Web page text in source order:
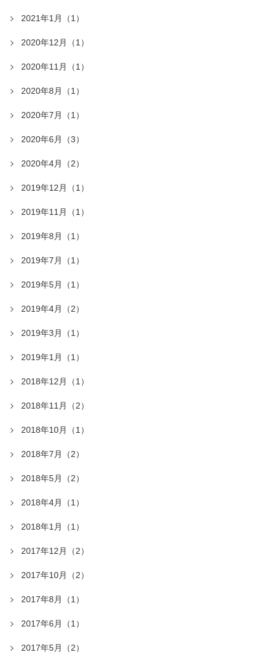
2021年1月（1）
2020年12月（1）
2020年11月（1）
2020年8月（1）
2020年7月（1）
2020年6月（3）
2020年4月（2）
2019年12月（1）
2019年11月（1）
2019年8月（1）
2019年7月（1）
2019年5月（1）
2019年4月（2）
2019年3月（1）
2019年1月（1）
2018年12月（1）
2018年11月（2）
2018年10月（1）
2018年7月（2）
2018年5月（2）
2018年4月（1）
2018年1月（1）
2017年12月（2）
2017年10月（2）
2017年8月（1）
2017年6月（1）
2017年5月（2）